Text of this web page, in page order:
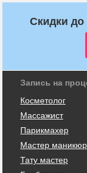
Скидки до
Запись на
Косметолог
Массажист
Парикмахер
Мастер
Тату мастер